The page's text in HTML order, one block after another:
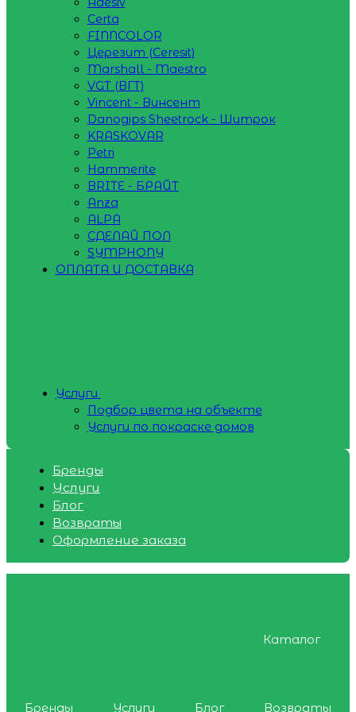
Certa
FINNCOLOR
Церезит (Ceresit)
Marshall - Maestro
VGT (ВГТ)
Vincent - Винсент
Danogips Sheetrock - Шитрок
KRASKOVAR
Petri
Hammerite
BRITE - БРАЙТ
Anza
ALPA
СДЕЛАЙ ПОЛ
SYMPHONY
ОПЛАТА И ДОСТАВКА
Услуги
Подбор цвета на объекте
Услуги по покраске домов
Бренды
Услуги
Блог
Возвраты
Оформление заказа
Каталог
Бренды Услуги Блог
Возвраты